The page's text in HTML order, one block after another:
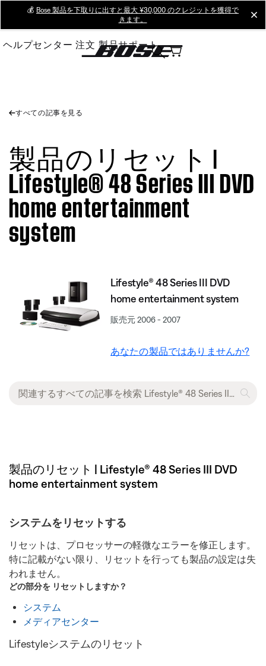
Main
💰 Bose 製品を下取りに出すと最大 ¥30,000 のクレジットを獲得で
きます。
ヘルプセンター 注文 製品サポート
すべての記事を見る
製品のリセット |
Lifestyle® 48 Series III DVD
home entertainment
system
Lifestyle® 48 Series III DVD
home entertainment system
販売元 2006 - 2007
あなたの製品ではありませんか?
製品のリセット | Lifestyle® 48 Series III DVD
home entertainment system
システムをリセットする
リセットは、プロセッサーの軽微なエラーを修正します。
特に記載がない限り、リセットを行っても製品の設定は失
われません。
どの部分を リセット しますか？
システム
メディアセンター
Lifestyleシステムのリセット